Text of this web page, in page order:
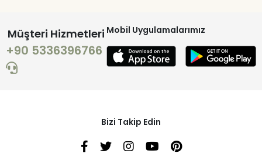
Müşteri Hizmetleri
+90 5336396766
Mobil Uygulamalarımız
Bizi Takip Edin